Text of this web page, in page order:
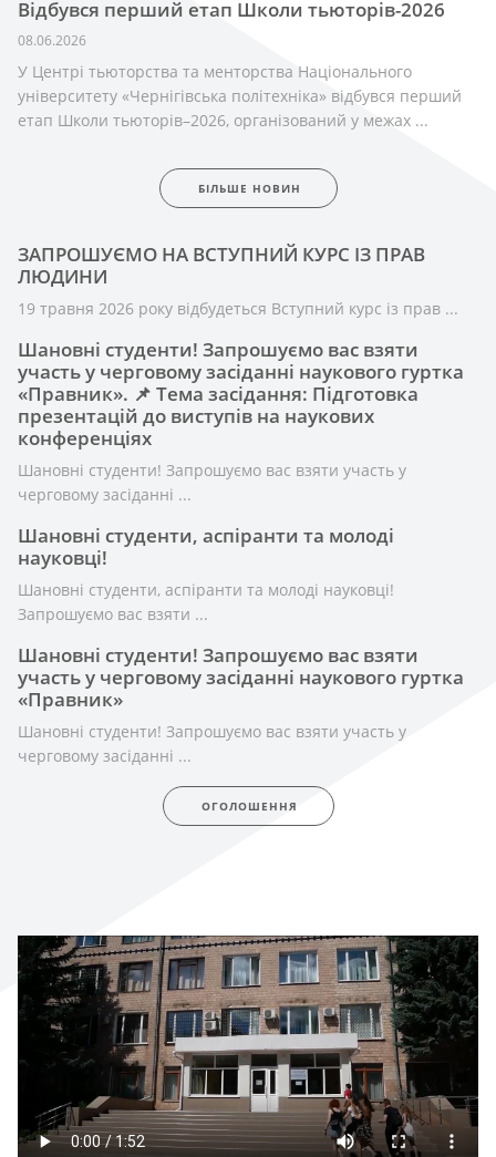
Відбувся перший етап Школи тьюторів-2026
08.06.2026
У Центрі тьюторства та менторства Національного
університету «Чернігівська політехніка» відбувся перший
етап Школи тьюторів–2026, організований у межах ...
БІЛЬШЕ НОВИН
Оголошення
ЗАПРОШУЄМО НА ВСТУПНИЙ КУРС ІЗ ПРАВ
ЛЮДИНИ
19 травня 2026 року відбудеться Вступний курс із прав ...
Шановні студенти! Запрошуємо вас взяти
участь у черговому засіданні наукового гуртка
«Правник». 📌 Тема засідання: Підготовка
презентацій до виступів на наукових
конференціях
Шановні студенти! Запрошуємо вас взяти участь у
черговому засіданні ...
Шановні студенти, аспіранти та молоді
науковці!
Шановні студенти, аспіранти та молоді науковці!
Запрошуємо вас взяти ...
Шановні студенти! Запрошуємо вас взяти
участь у черговому засіданні наукового гуртка
«Правник»
Шановні студенти! Запрошуємо вас взяти участь у
черговому засіданні ...
ОГОЛОШЕННЯ